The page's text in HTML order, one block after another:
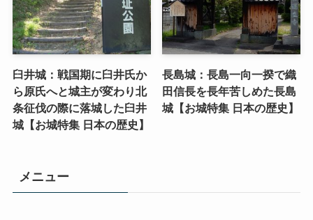
臼井城：戦国期に臼井氏か
ら原氏へと城主が変わり北
条征伐の際に落城した臼井
城【お城特集 日本の歴史】
長島城：長島一向一揆で織
田信長を長年苦しめた長島
城【お城特集 日本の歴史】
メニュー